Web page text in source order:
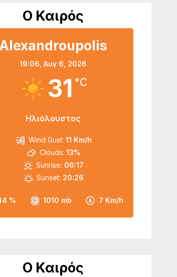
Ο Καιρός
Alexandroupolis
19:06, Αυγ 6, 2026
31 °C
Ηλιόλουστος
% 1010 mb 7 Km/h
Wind Gust: 11 Km/h
Clouds: 13%
Sunrise: 06:17
Sunset: 20:26
Ο Καιρός